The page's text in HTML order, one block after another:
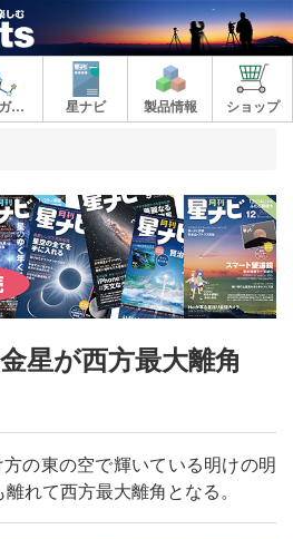
星空ガイド 星ナビ 製品情報 ショップ
星が西方最大離角
の東の空で輝いている明けの明
れて西方最大離角となる。